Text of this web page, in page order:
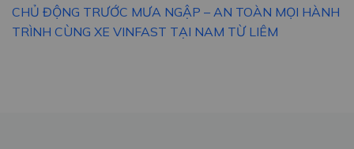
CHỦ ĐỘNG TRƯỚC MƯA NGẬP – AN TOÀN MỌI HÀNH
TRÌNH CÙNG XE VINFAST TẠI NAM TỪ LIÊM